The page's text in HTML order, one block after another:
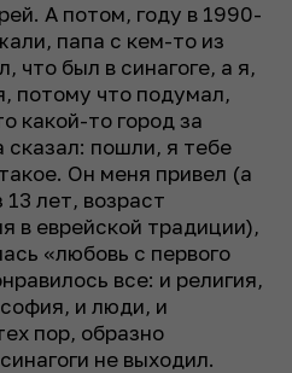
А потом, году в 1990-
папа с кем-то из
что был в синагоге, а я,
потому что подумал,
какой-то город за
сказал: пошли, я тебе
Он меня привел (а
лет, возраст
в еврейской традиции),
«любовь с первого
все: и религия,
и люди, и
пор, образно
не выходил.